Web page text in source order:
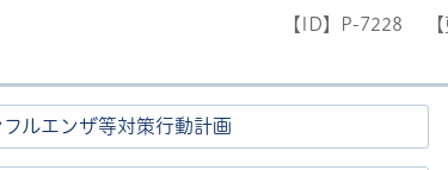
【ID】 P-7228
ルエンザ等対策行動計画